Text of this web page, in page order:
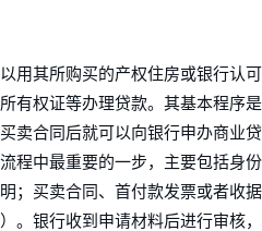
用其所购买的产权住房或银行认
有权证等办理贷款。其基本程序
卖合同后就可以向银行申办商业
程中最重要的一步，主要包括身
；买卖合同、首付款发票或者收
。银行收到申请材料后进行审核